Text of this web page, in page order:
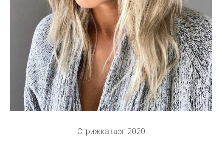
Стрижка шэг 2020